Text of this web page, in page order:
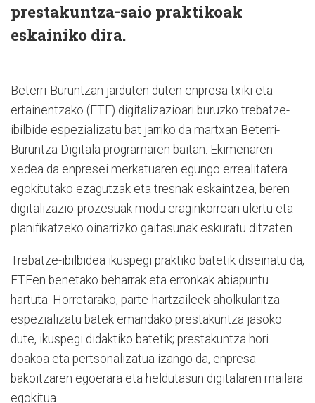
prestakuntza-saio praktikoak
eskainiko dira.
Beterri-Buruntzan jarduten duten enpresa txiki eta
ertainentzako (ETE) digitalizazioari buruzko trebatze-
ibilbide espezializatu bat jarriko da martxan Beterri-
Buruntza Digitala programaren baitan. Ekimenaren
xedea da enpresei merkatuaren egungo errealitatera
egokitutako ezagutzak eta tresnak eskaintzea, beren
digitalizazio-prozesuak modu eraginkorrean ulertu eta
planifikatzeko oinarrizko gaitasunak eskuratu ditzaten.
Trebatze-ibilbidea ikuspegi praktiko batetik diseinatu da,
ETEen benetako beharrak eta erronkak abiapuntu
hartuta. Horretarako, parte-hartzaileek aholkularitza
espezializatu batek emandako prestakuntza jasoko
dute, ikuspegi didaktiko batetik; prestakuntza hori
doakoa eta pertsonalizatua izango da, enpresa
bakoitzaren egoerara eta heldutasun digitalaren mailara
egokitua.